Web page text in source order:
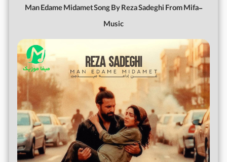
Man Edame Midamet Song By Reza Sadeghi From Mifa-
Music